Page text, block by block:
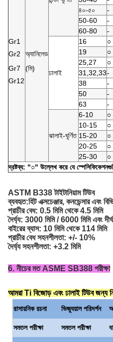
Gr1
Gr2
Gr7
Gr12
অ্যানিলেড
(মি)
৪০-৫০
-
50-60
-
60-80
-
ঢালাই
16 ○
19
○
25,27
○
31,32,33-
38
-
50
-
63
-
ঝালাই-ঘূর্ণিত
6-10 ○
10-15
○
15-20
○
20-25
○
25-30
○
দ্রষ্টব্য: "○" উল্লেখ করে যে
ASTM B338 টাইটানিয়াম টিউব
ব্যবহৃত:হিট এক্সচেঞ্জার, কনডেন্সার এবং
প্রাচীর বেধ: 0.5 মিমি থেকে 4.5 মিমি
দৈর্ঘ্য: 3000 মিমি / 6000 মিমি এবং
বাইরের ব্যাস: 10 মিমি থেকে 114 মিমি
প্রাচীর বেধ সহনশীলতা: +/- 10%
দৈর্ঘ্য সহনশীলতা: +3.2 মিমি
6. নীচের মত ASME SB388 পরীক্ষা
আমরা Ti বিজোড় এবং ঢালাই টিউব জন্য
রাসায়নিক রচনা ভিজ্যুয়াল পরিদর্শন
সমতল পরীক্ষা সমতল পরীক্ষা